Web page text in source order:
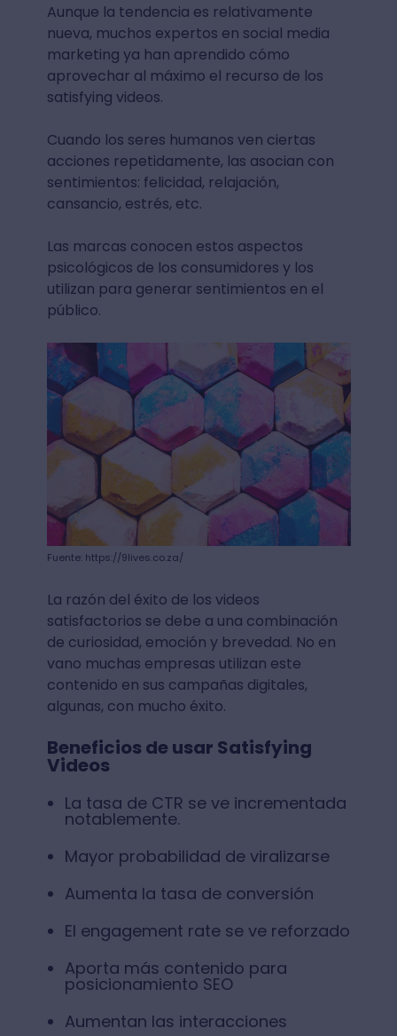
Aunque la tendencia es relativamente
nueva, muchos expertos en social media
marketing ya han aprendido cómo
aprovechar al máximo el recurso de los
satisfying videos.
Cuando los seres humanos ven ciertas
acciones repetidamente, las asocian con
sentimientos: felicidad, relajación,
cansancio, estrés, etc.
Las marcas conocen estos aspectos
psicológicos de los consumidores y los
utilizan para generar sentimientos en el
público.
Fuente: https://9lives.co.za/
La razón del éxito de los videos
satisfactorios se debe a una combinación
de curiosidad, emoción y brevedad. No en
vano muchas empresas utilizan este
contenido en sus campañas digitales,
algunas, con mucho éxito.
Beneficios de usar Satisfying
Videos
La tasa de CTR se ve incrementada
notablemente.
Mayor probabilidad de viralizarse
Aumenta la tasa de conversión
El engagement rate se ve reforzado
Aporta más contenido para
posicionamiento SEO
Aumentan las interacciones